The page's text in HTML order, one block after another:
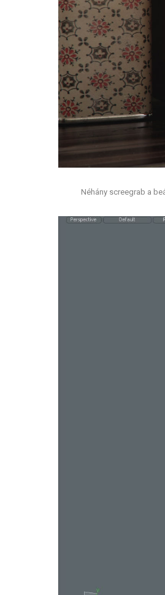
Néhány screegrab a